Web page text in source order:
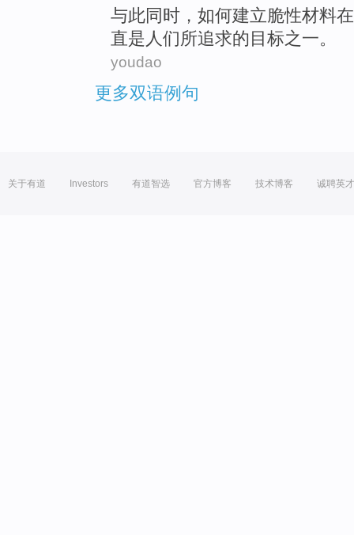
与此同时 ， 如何建立脆性材料在
直是 人们所追求的目标之一。
youdao
更多双语例句
关于有道 Investors 有道智选 官方博客 技术博客 诚聘英才